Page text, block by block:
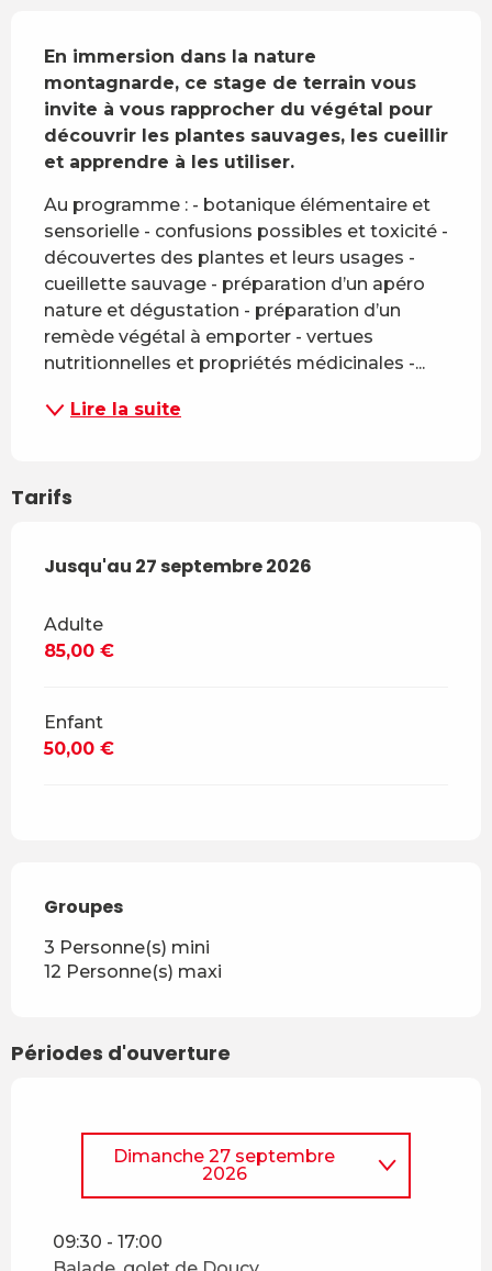
En immersion dans la nature
montagnarde, ce stage de terrain vous
invite à vous rapprocher du végétal pour
découvrir les plantes sauvages, les cueillir
et apprendre à les utiliser.
Au programme : - botanique élémentaire et
sensorielle - confusions possibles et toxicité -
découvertes des plantes et leurs usages -
cueillette sauvage - préparation d’un apéro
nature et dégustation - préparation d’un
remède végétal à emporter - vertues
nutritionnelles et propriétés médicinales -...
Lire la suite
Tarifs
Du26 avril 2026au27 septembre 2026
Jusqu'au 27 septembre 2026
Adulte
85,00 €
Enfant
50,00 €
Groupes
Groupes
3 Personne(s) mini
12 Personne(s) maxi
Périodes d'ouverture
Dimanche 27 septembre
2026
09:30 - 17:00